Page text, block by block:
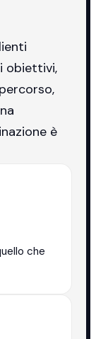
obiettivi,
è
che